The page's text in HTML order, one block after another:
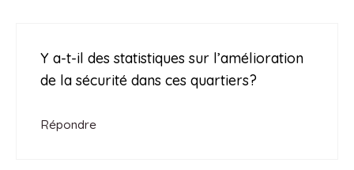
Y a-t-il des statistiques sur l’amélioration
de la sécurité dans ces quartiers?
Répondre